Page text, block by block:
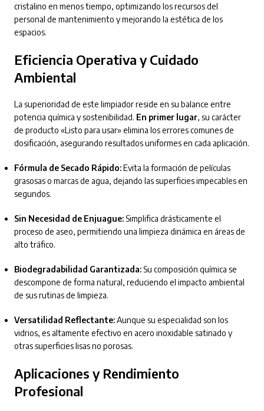
cristalino en menos tiempo, optimizando los recursos del
personal de mantenimiento y mejorando la estética de los
espacios.
Eficiencia Operativa y Cuidado
Ambiental
La superioridad de este limpiador reside en su balance entre
potencia química y sostenibilidad. En primer lugar, su carácter
de producto «Listo para usar» elimina los errores comunes de
dosificación, asegurando resultados uniformes en cada aplicación.
Fórmula de Secado Rápido:Evita la formación de películas
grasosas o marcas de agua, dejando las superficies impecables en
segundos.
Sin Necesidad de Enjuague:Simplifica drásticamente el
proceso de aseo, permitiendo una limpieza dinámica en áreas de
alto tráfico.
Biodegradabilidad Garantizada:Su composición química se
descompone de forma natural, reduciendo el impacto ambiental
de sus rutinas de limpieza.
Versatilidad Reflectante:Aunque su especialidad son los
vidrios, es altamente efectivo en acero inoxidable satinado y
otras superficies lisas no porosas.
Aplicaciones y Rendimiento
Profesional